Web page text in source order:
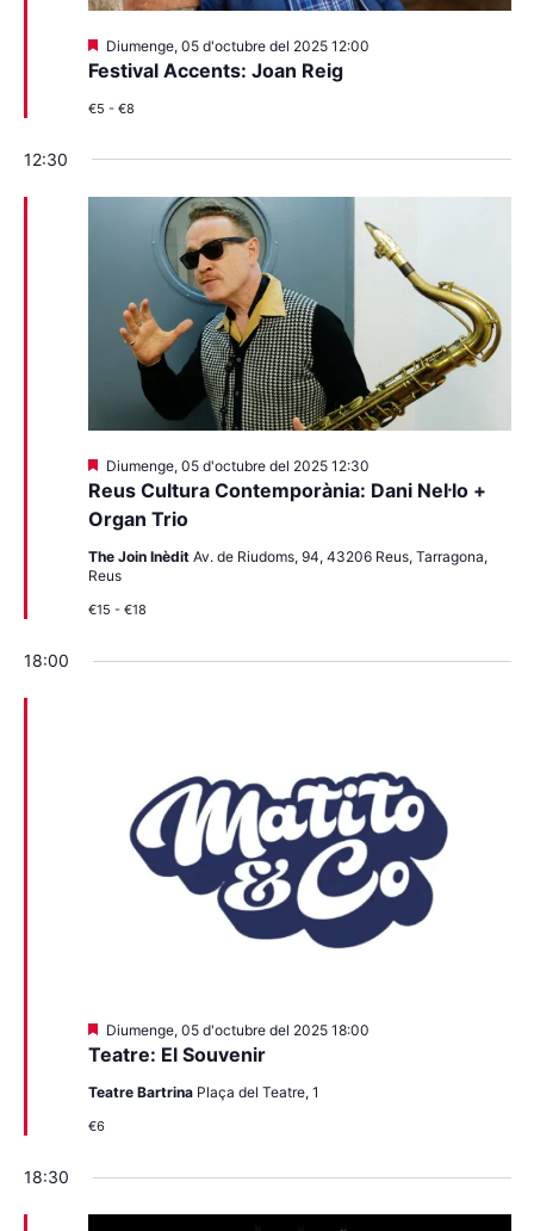
Festival Accents: Joan Reig
Destacats
Diumenge, 05 d'octubre del 2025 12:00
€5 - €8
12:30
Reus Cultura Contemporània: Dani Nel·lo +
Organ Trio
Destacats
Diumenge, 05 d'octubre del 2025 12:30
The Join Inèdit Av. de Riudoms, 94, 43206 Reus, Tarragona,
Reus
€15 - €18
18:00
Teatre: El Souvenir
Destacats
Diumenge, 05 d'octubre del 2025 18:00
Teatre Bartrina Plaça del Teatre, 1
€6
18:30